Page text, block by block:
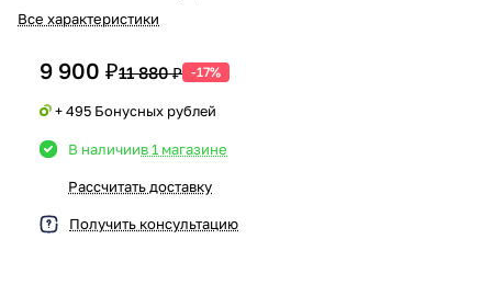
Все характеристики
9 900 ₽11 880 ₽ -17%
+ 495 Бонусных рублей
В наличиив 1 магазине
Рассчитать доставку
Получить консультацию